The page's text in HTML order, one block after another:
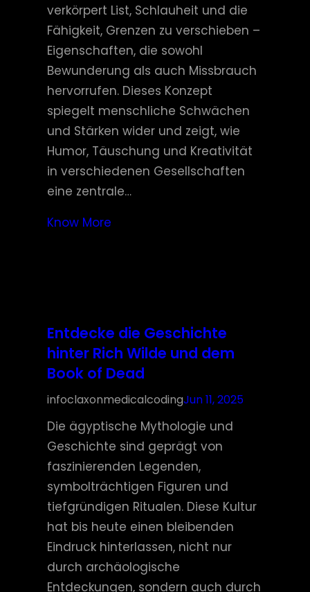
verkörpert List, Schlauheit und die
Fähigkeit, Grenzen zu verschieben –
Eigenschaften, die sowohl
Bewunderung als auch Missbrauch
hervorrufen. Dieses Konzept
spiegelt menschliche Schwächen
und Stärken wider und zeigt, wie
Humor, Täuschung und Kreativität
in verschiedenen Gesellschaften
eine zentrale…
Know More
Entdecke die Geschichte
hinter Rich Wilde und dem
Book of Dead
infoclaxonmedicalcodingJun 11, 2025
Die ägyptische Mythologie und
Geschichte sind geprägt von
faszinierenden Legenden,
symbolträchtigen Figuren und
tiefgründigen Ritualen. Diese Kultur
hat bis heute einen bleibenden
Eindruck hinterlassen, nicht nur
durch archäologische
Entdeckungen, sondern auch durch